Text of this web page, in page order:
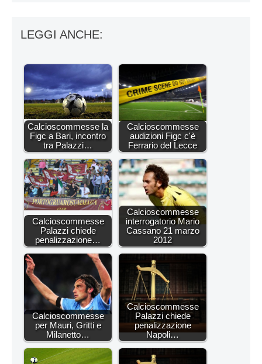
LEGGI ANCHE:
Calcioscommesse la
Figc a Bari, incontro
tra Palazzi…
Calcioscommesse
audizioni Figc c'è
Ferrario del Lecce
Calcioscommesse
Palazzi chiede
penalizzazione…
Calcioscommesse
interrogatorio Mario
Cassano 21 marzo
2012
Calcioscommesse
per Mauri, Gritti e
Milanetto…
Calcioscommesse
Palazzi chiede
penalizzazione
Napoli…